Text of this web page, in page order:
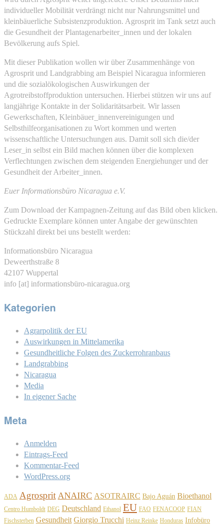
individueller Mobilität verdrängt nicht nur Nahrungsmittel und
kleinbäuerliche Subsistenzproduktion. Agrosprit im Tank setzt auch
die Gesundheit der Plantagenarbeiter_innen und der lokalen
Bevölkerung aufs Spiel.
Mit dieser Publikation wollen wir über Zusammenhänge von
Agrosprit und Landgrabbing am Beispiel Nicaragua informieren
und die sozialökologischen Auswirkungen der
Agrotreibstoffproduktion untersuchen. Hierbei stützen wir uns auf
langjährige Kontakte in der Solidaritätsarbeit. Wir lassen
Gewerkschaften, Kleinbäuer_innenvereinigungen und
Selbsthilfeorganisationen zu Wort kommen und werten
wissenschaftliche Untersuchungen aus. Damit soll sich die/der
Leser_in selbst ein Bild machen können über die komplexen
Verflechtungen zwischen dem steigenden Energiehunger und der
Gesundheit der Arbeiter_innen.
Euer Informationsbüro Nicaragua e.V.
Zum Download der Kampagnen-Zeitung auf das Bild oben klicken.
Gedruckte Exemplare können unter Angabe der gewünschten
Stückzahl direkt bei uns bestellt werden:
Informationsbüro Nicaragua
Deweerthstraße 8
42107 Wuppertal
info [at] informationsbüro-nicaragua.org
Kategorien
Agrarpolitik der EU
Auswirkungen in Mittelamerika
Gesundheitliche Folgen des Zuckerrohranbaus
Landgrabbing
Nicaragua
Media
In eigener Sache
Meta
Anmelden
Eintrags-Feed
Kommentar-Feed
WordPress.org
ADA Agrosprit ANAIRC ASOTRAIRC Bajo Aguán Bioethanol
Centro Humboldt DEG Deutschland Ethanol EU FAO FENACOOP FIAN
Fischsterben Gesundheit Giorgio Trucchi Heinz Reinke Honduras Infobüro